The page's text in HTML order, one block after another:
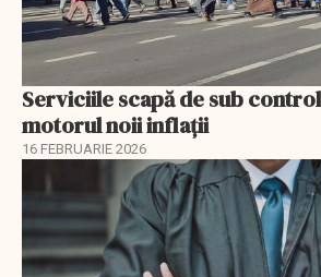
Serviciile scapă de sub
motorul noii inflații
16 FEBRUARIE 2026